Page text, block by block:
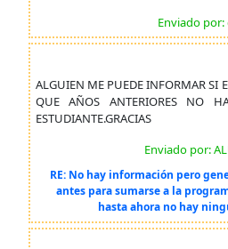
Enviado
ALGUIEN ME PUEDE INFORMAR SI
QUE AÑOS ANTERIORES NO
ESTUDIANTE.GRACIAS
Enviado por:
RE: No hay información pero
antes para sumarse a la
hasta ahora no hay